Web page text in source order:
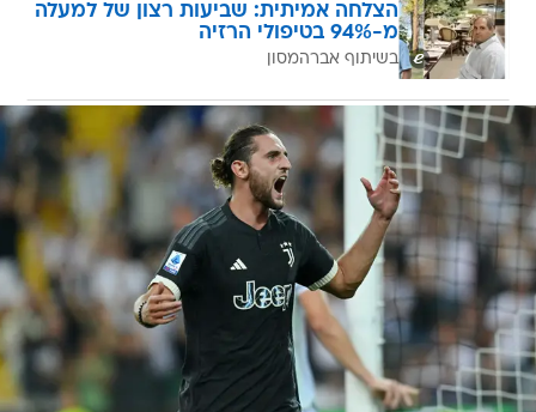
הצלחה אמיתית: שביעות רצון של למעלה
מ-94% בטיפולי הרזיה
בשיתוף אברהמסון